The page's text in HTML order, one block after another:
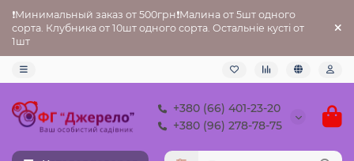
❗Минимальный заказ от 500грн❗Малина от 5шт одного
сорта. Клубника от 10шт одного сорта. Остальніе кусті от
1шт
+380 (66) 401-23-20
+380 (96) 278-78-75